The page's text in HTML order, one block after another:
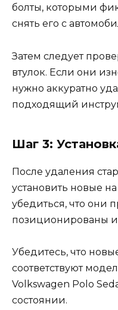
болты, которыми
снять его с
Затем следует
втулок. Если они
нужно аккуратно
подходящий
Шаг 3:
После удаления
установить новые
убедиться, что они
позиционированы
Убедитесь, что
соответствуют
Volkswagen Polo
состоянии.